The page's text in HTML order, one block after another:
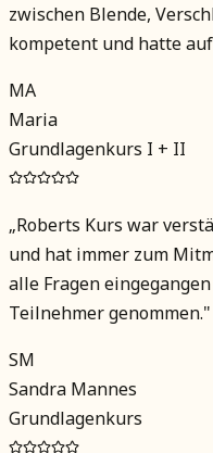
zwischen Blende,
kompetent und hatte
MA
Maria
Grundlagenkurs I + II
„Roberts Kurs war
und hat immer zum
alle Fragen
Teilnehmer genommen."
SM
Sandra Mannes
Grundlagenkurs